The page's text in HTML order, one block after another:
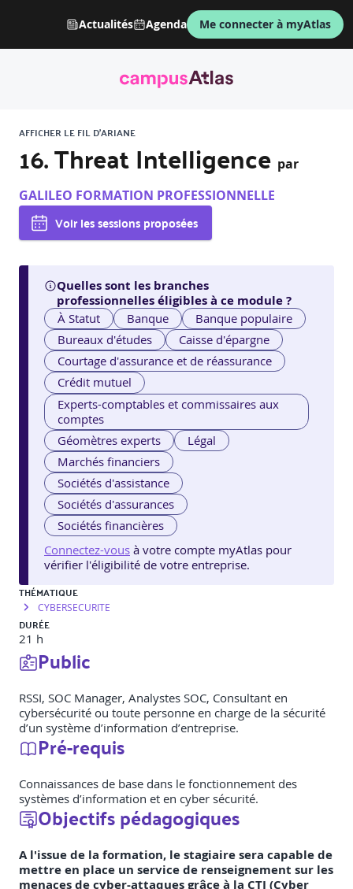
Actualités Agenda Me connecter à myAtlas
AFFICHER LE FIL D'ARIANE
16. Threat Intelligence par
GALILEO FORMATION PROFESSIONNELLE
Voir les sessions proposées
Quelles sont les branches
professionnelles éligibles à ce module ?
À Statut Banque
Banque populaire
Bureaux d'études
Caisse d'épargne
Courtage d'assurance et de réassurance
Crédit mutuel
Experts-comptables et commissaires aux
comptes
Géomètres experts
Légal
Marchés financiers
Sociétés d'assistance
Sociétés d'assurances
Sociétés financières
Connectez-vous à votre compte myAtlas pour
vérifier l'éligibilité de votre entreprise.
THÉMATIQUE
CYBERSECURITE
DURÉE
21 h
Public
RSSI, SOC Manager, Analystes SOC, Consultant en
cybersécurité ou toute personne en charge de la sécurité
d’un système d’information d’entreprise.
Pré-requis
Connaissances de base dans le fonctionnement des
systèmes d’information et en cyber sécurité.
Objectifs pédagogiques
A l'issue de la formation, le stagiaire sera capable de
mettre en place un service de renseignement sur les
menaces de cyber-attaques grâce à la CTI (Cyber